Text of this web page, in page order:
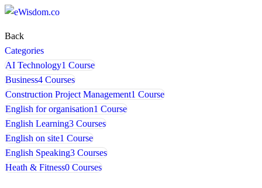
Back
Categories
AI Technology1 Course
Business4 Courses
Construction Project Management1 Course
English for organisation1 Course
English Learning3 Courses
English on site1 Course
English Speaking3 Courses
Heath & Fitness0 Courses